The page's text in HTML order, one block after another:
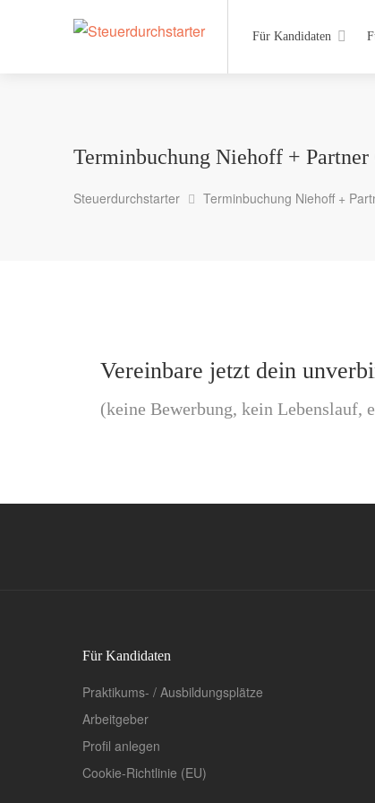
Für Kandidaten
Terminbuchung Niehoff + Partner
Steuerdurchstarter Terminbuchung Niehoff +
Vereinbare jetzt dein
(keine Bewerbung, kein Lebenslauf,
Für Kandidaten
Praktikums- / Ausbildungsplätze
Arbeitgeber
Profil anlegen
Cookie-Richtlinie (EU)